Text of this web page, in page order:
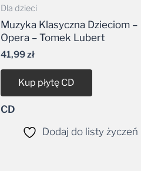
Dla dzieci
Muzyka Klasyczna Dzieciom –
Opera – Tomek Lubert
41,99zł
Kup płytę CD
CD
Dodaj do listy życzeń